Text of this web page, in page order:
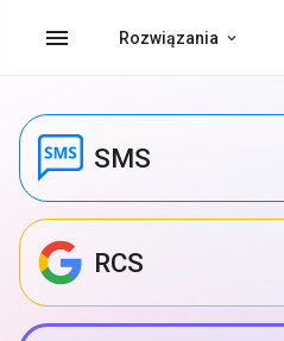
menu Rozwiązania
SMS
RCS